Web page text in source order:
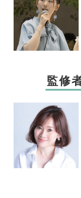
監修